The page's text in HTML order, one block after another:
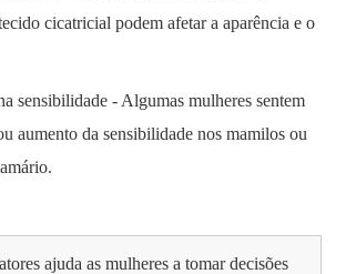
cicatricial podem afetar a aparência e o
sensibilidade - Algumas mulheres sentem
aumento da sensibilidade nos mamilos ou
ajuda as mulheres a tomar decisões